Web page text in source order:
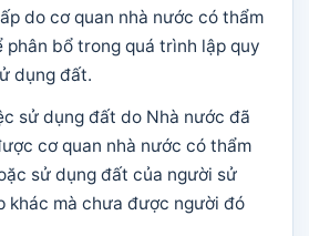
do cơ quan nhà nước có thẩm
bổ trong quá trình lập quy
dụng đất.
sử dụng đất do Nhà nước đã
cơ quan nhà nước có thẩm
sử dụng đất của người sử
khác mà chưa được người đó